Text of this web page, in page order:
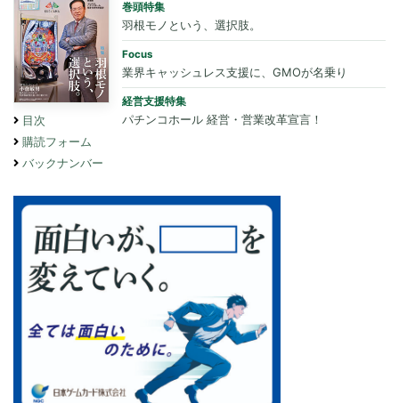
目次
購読フォーム
バックナンバー
巻頭特集
羽根モノという、選択肢。
Focus
業界キャッシュレス支援に、GMOが名乗り
経営支援特集
パチンコホール 経営・営業改革宣言！